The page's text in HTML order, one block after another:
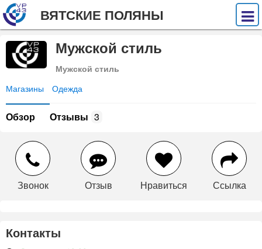
ВЯТСКИЕ ПОЛЯНЫ
Мужской стиль
Мужской стиль
Магазины Одежда
Обзор Отзывы 3
Звонок Отзыв Нравиться Ссылка
Контакты